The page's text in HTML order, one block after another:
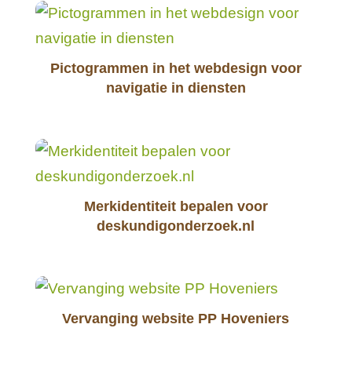
Pictogrammen in het webdesign voor
navigatie in diensten
Merkidentiteit bepalen voor
deskundigonderzoek.nl
Vervanging website PP Hoveniers